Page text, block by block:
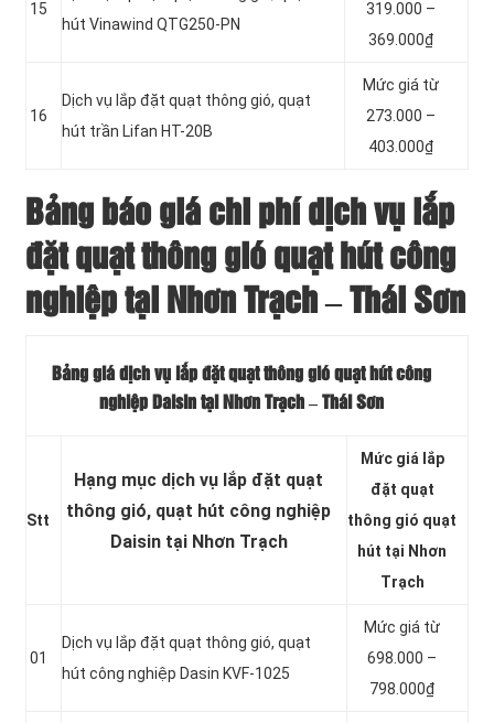
15
hút Vinawind QTG250-PN
319.000 –
369.000₫
16
Dịch vụ lắp đặt quạt thông gió, quạt
hút trần Lifan HT-20B
Mức giá từ
273.000 –
403.000₫
Bảng báo giá chi phí dịch vụ lắp
đặt quạt thông gió quạt hút công
nghiệp tại Nhơn Trạch – Thái Sơn
Bảng giá dịch vụ lắp đặt quạt thông gió quạt hút công
nghiệp Daisin tại Nhơn Trạch – Thái Sơn
Stt
Hạng mục dịch vụ lắp đặt quạt
thông gió, quạt hút công nghiệp
Daisin tại Nhơn Trạch
Mức giá lắp
đặt quạt
thông gió quạt
hút tại Nhơn
Trạch
01
Dịch vụ lắp đặt quạt thông gió, quạt
hút công nghiệp Dasin KVF-1025
Mức giá từ
698.000 –
798.000₫